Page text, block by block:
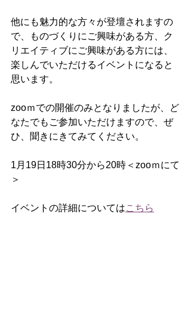
他にも魅力的な方々が登壇されますの
で、ものづくりにご興味がある方、ク
リエイティブにご興味がある方には、
楽しんでいただけるイベントになると
思います。
zooｍでの開催のみとなりましたが、ど
なたでもご参加いただけますので、ぜ
ひ、聞きにきてみてください。
1月19日18時30分から20時＜zooｍにて
＞
イベントの詳細についてはこちら